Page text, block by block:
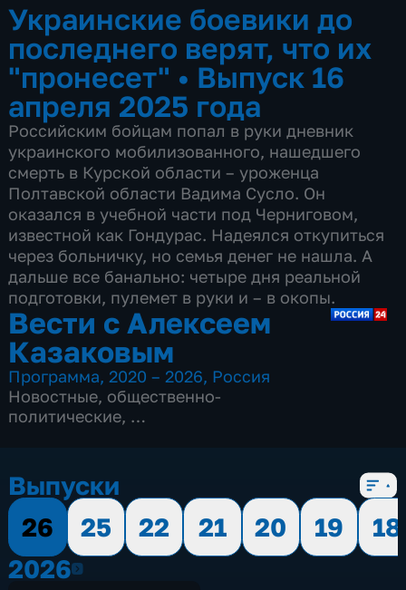
Украинские боевики до
последнего верят, что их
"пронесет" • Выпуск 16
апреля 2025 года
Российским бойцам попал в руки дневник
украинского мобилизованного, нашедшего
смерть в Курской области – уроженца
Полтавской области Вадима Сусло. Он
оказался в учебной части под Черниговом,
известной как Гондурас. Надеялся откупиться
через больничку, но семья денег не нашла. А
дальше все банально: четыре дня реальной
подготовки, пулемет в руки и – в окопы.
Вести с Алексеем
Казаковым
Программа, 2020 – 2026, Россия
Новостные, общественно-
политические,
Выпуски
26
25 22 21 20 19
18
20262026